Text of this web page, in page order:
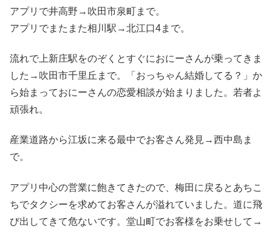
アプリで井高野→吹田市泉町まで。
アプリでまたまた相川駅→北江口4まで。
流れで上新庄駅をのぞくとすぐにおにーさんが乗ってきま
した→吹田市千里丘まで。「おっちゃん結婚してる？」か
ら始まっておにーさんの恋愛相談が始まりました。若者よ
頑張れ。
産業道路から江坂に来る最中でお客さん発見→西中島ま
で。
アプリ中心の営業に飽きてきたので、梅田に戻るとあちこ
ちでタクシーを求めてお客さんが溢れていました。道に飛
び出してきて危ないです。堂山町でお客様をお乗せして→